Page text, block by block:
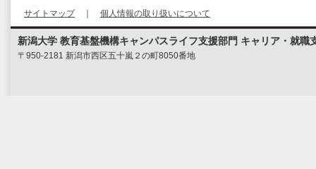
サイトマップ｜ 個人情報の取り扱いについて
新潟大学 教育基盤機構キャンパスライフ支援部門 キャリア・就職
〒950-2181 新潟市西区五十嵐２の町8050番地